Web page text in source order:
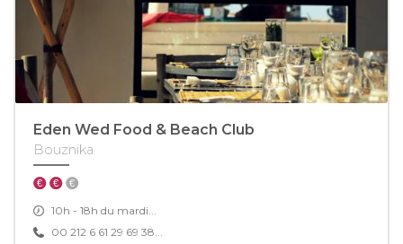
Eden Wed Food & Beach Club
Bouznika
10h - 18h du mardi...
00 212 6 61 29 69 38...